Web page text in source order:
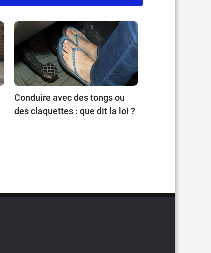
Conduire avec des tongs ou
des claquettes : que dit la loi ?